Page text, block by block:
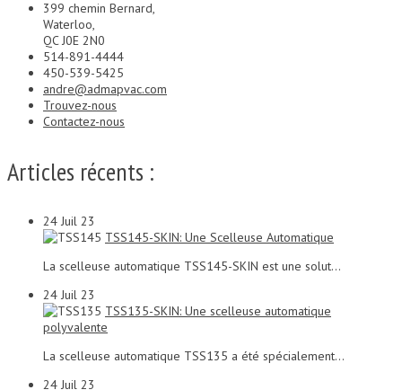
399 chemin Bernard,
Waterloo,
QC J0E 2N0
514-891-4444
450-539-5425
andre@admapvac.com
Trouvez-nous
Contactez-nous
Articles récents :
24 Juil 23
TSS145-SKIN: Une Scelleuse Automatique
La scelleuse automatique TSS145-SKIN est une solut...
24 Juil 23
TSS135-SKIN: Une scelleuse automatique
polyvalente
La scelleuse automatique TSS135 a été spécialement...
24 Juil 23